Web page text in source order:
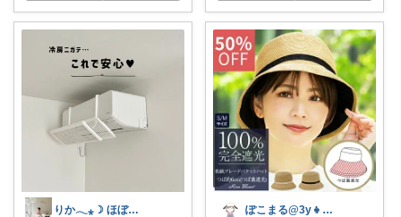
りか𓂃⁎☽ ほぼオリ写 ぽこまる@3y👧ファッション🌷